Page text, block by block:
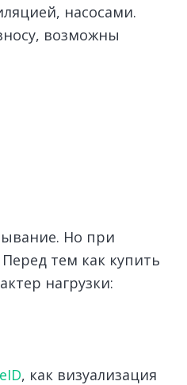
насосами.
возможны
Но при
тем как купить
нагрузки:
, как визуализация